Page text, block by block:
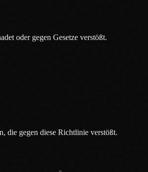
oder gegen Gesetze verstößt.
die gegen diese Richtlinie verstößt.